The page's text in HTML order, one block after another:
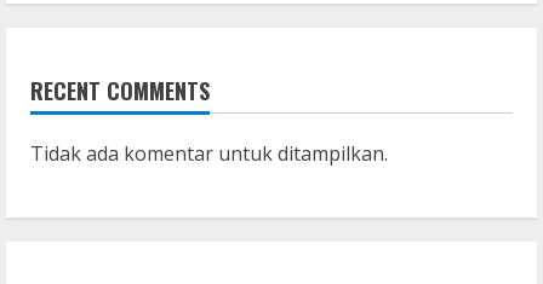
RECENT COMMENTS
Tidak ada komentar untuk ditampilkan.